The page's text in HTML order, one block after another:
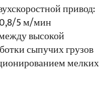
привод:
0,8/5 м/мин
высокой
сыпучих грузов
мелких